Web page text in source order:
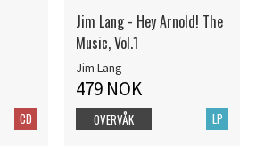
CD
Jim Lang - Hey Arnold! The
Music, Vol.1
Jim Lang
479 NOK
LP
OVERVÅK